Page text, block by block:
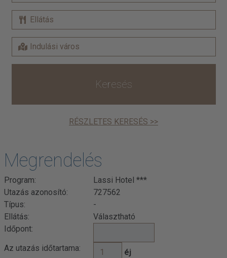
Keresés
RÉSZLETES KERESÉS >>
Megrendelés
Program:
Lassi Hotel ***
Utazás azonosító:
727562
Típus:
-
Ellátás:
Választható
Időpont:
Az utazás időtartama:
éj